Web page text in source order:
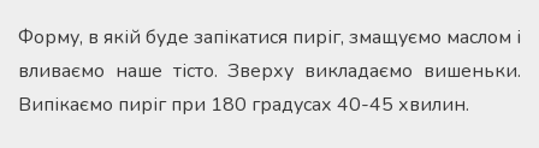
Форму, в якій буде запікатися пиріг, змащуємо маслом і
вливаємо наше тісто. Зверху викладаємо вишеньки.
Випікаємо пиріг при 180 градусах 40-45 хвилин.